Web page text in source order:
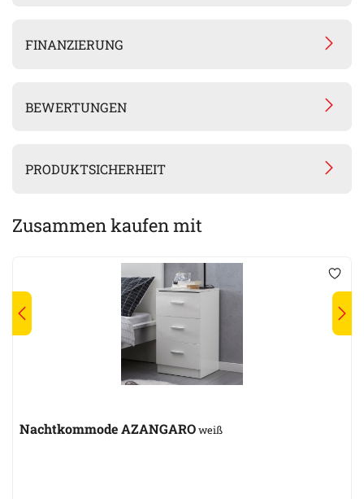
FINANZIERUNG
BEWERTUNGEN
PRODUKTSICHERHEIT
Zusammen kaufen mit
Nachtkommode AZANGAROweiß